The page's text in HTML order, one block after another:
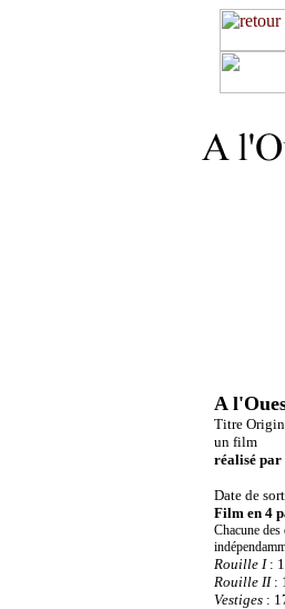
A
Titre
un film
réalisé par
Date de
Film en 4
Chacune
Rouille I:
Rouille II:
Vestiges: